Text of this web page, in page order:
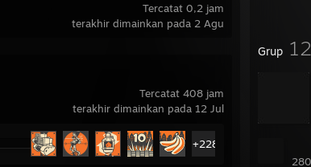
Grup 12
Tercatat 0,2 jam
terakhir dimainkan pada 2 Agu
Tercatat 408 jam
terakhir dimainkan pada 12 Jul
+228